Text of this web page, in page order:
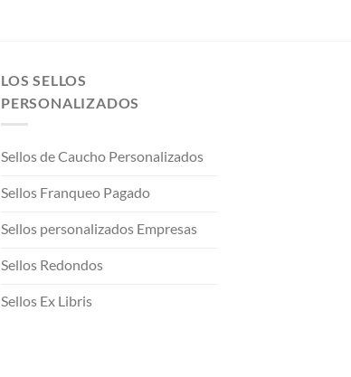
LOS SELLOS
PERSONALIZADOS
Sellos de Caucho Personalizados
Sellos Franqueo Pagado
Sellos personalizados Empresas
Sellos Redondos
Sellos Ex Libris